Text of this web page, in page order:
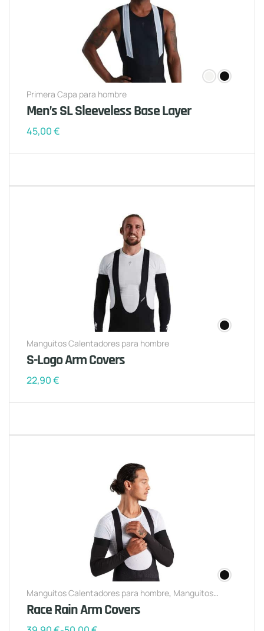
Primera Capa para hombre
Men’s SL Sleeveless Base Layer
45,00€
Manguitos Calentadores para hombre
S-Logo Arm Covers
22,90€
Manguitos Calentadores para hombre, Manguitos
Calentadores para mujer
Race Rain Arm Covers